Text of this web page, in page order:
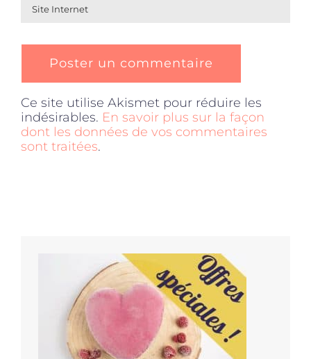
Ce site utilise Akismet pour réduire les
indésirables. En savoir plus sur la façon
dont les données de vos commentaires
sont traitées.